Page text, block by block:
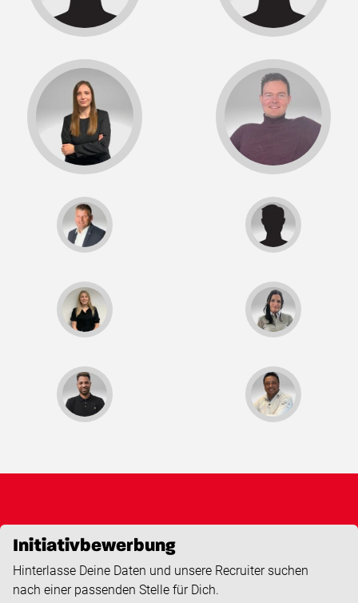
Initiativbewerbung
Hinterlasse Deine Daten und unsere Recruiter suchen
nach einer passenden Stelle für Dich.